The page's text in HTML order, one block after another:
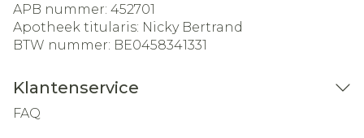
APB nummer: 452701
Apotheek titularis: Nicky Bertrand
BTW nummer: BE0458341331
Klantenservice
FAQ